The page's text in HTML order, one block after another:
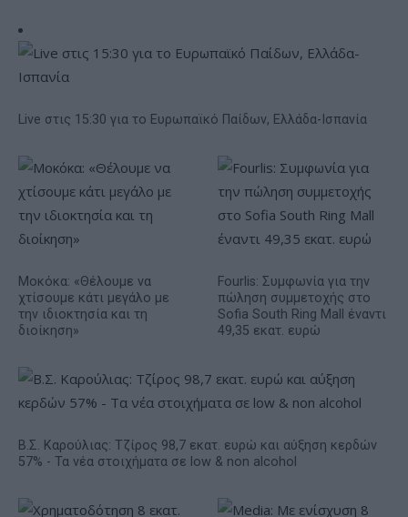
Live στις 15:30 για το Ευρωπαϊκό Παίδων, Ελλάδα-Ισπανία
Μοκόκα: «Θέλουμε να
χτίσουμε κάτι μεγάλο με
την ιδιοκτησία και τη
διοίκηση»
Fourlis: Συμφωνία για την
πώληση συμμετοχής στο
Sofia South Ring Mall έναντι
49,35 εκατ. ευρώ
Β.Σ. Καρούλιας: Τζίρος 98,7 εκατ. ευρώ και αύξηση κερδών
57% - Τα νέα στοιχήματα σε low & non alcohol